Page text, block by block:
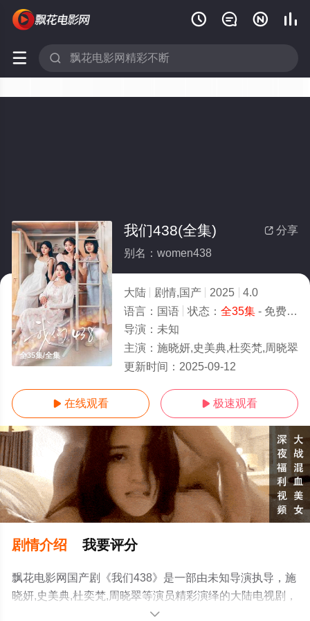
   
 
全35集/全集
 分享
我们438(全集)
别名：women438
大陆 剧情,国产 2025
4.0
语言： 国语 状态： 全35集- 免费在线播放
导演： 未知
主演： 施晓妍,史美典,杜奕梵,周晓翠
更新时间： 2025-09-12
 在线观看  极速观看
剧情介绍 我要评分
飘花电影网国产剧《我们438》是一部由未知导演执导，施
晓妍,史美典,杜奕梵,周晓翠等演员精彩演绎的大陆电视剧，
大结局剧情已揭晓（全35集），手机免费观看高清未删减
